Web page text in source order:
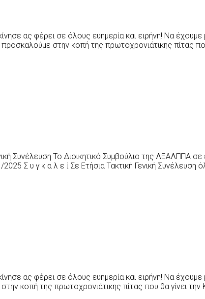
ας φέρει σε όλους ευημερία και ειρήνη! Nα
στην κοπή της πρωτοχρονιάτικης πίτας
Συνέλευση Το Διοικητικό Συμβούλιο της ΛΕΑΛΠΠΑ
Σ υ γ κ α λ ε ί Σε Ετήσια Τακτική Γενική
ας φέρει σε όλους ευημερία και ειρήνη! Nα έχουμε
κοπή της πρωτοχρονιάτικης πίτας που θα γίνει